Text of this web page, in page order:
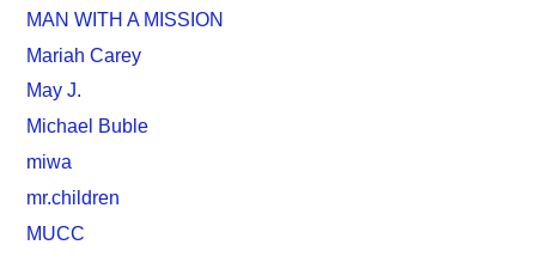
MAN WITH A MISSION
Mariah Carey
May J.
Michael Buble
miwa
mr.children
MUCC